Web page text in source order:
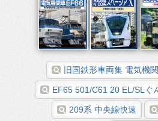
旧国鉄形車両集 電気機
EF65 501/C61 20 EL/SLぐ
209系 中央線快速